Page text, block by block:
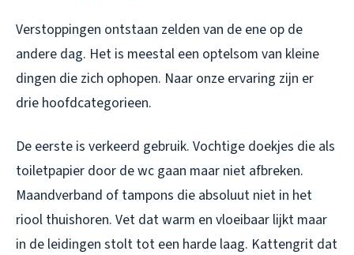
Verstoppingen ontstaan zelden van de ene op de
andere dag. Het is meestal een optelsom van kleine
dingen die zich ophopen. Naar onze ervaring zijn er
drie hoofdcategorieen.
De eerste is verkeerd gebruik. Vochtige doekjes die als
toiletpapier door de wc gaan maar niet afbreken.
Maandverband of tampons die absoluut niet in het
riool thuishoren. Vet dat warm en vloeibaar lijkt maar
in de leidingen stolt tot een harde laag. Kattengrit dat